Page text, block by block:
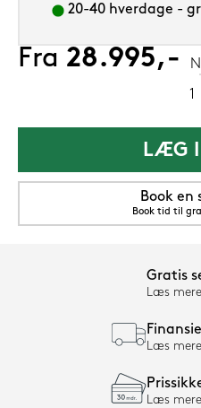
20-40 hverdage -
Fra 28.995,-
LÆG I
Book en
Book tid til
Gratis
Læs mere
Læs mere
Læs mere